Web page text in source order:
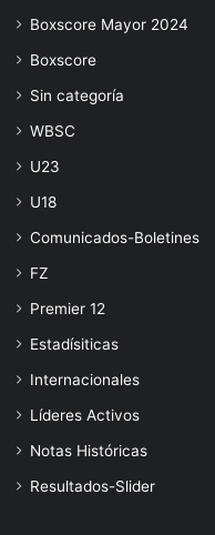
Boxscore Mayor 2024
Boxscore
Sin categoría
WBSC
U23
U18
Comunicados-Boletines
FZ
Premier 12
Estadísiticas
Internacionales
Líderes Activos
Notas Históricas
Resultados-Slider